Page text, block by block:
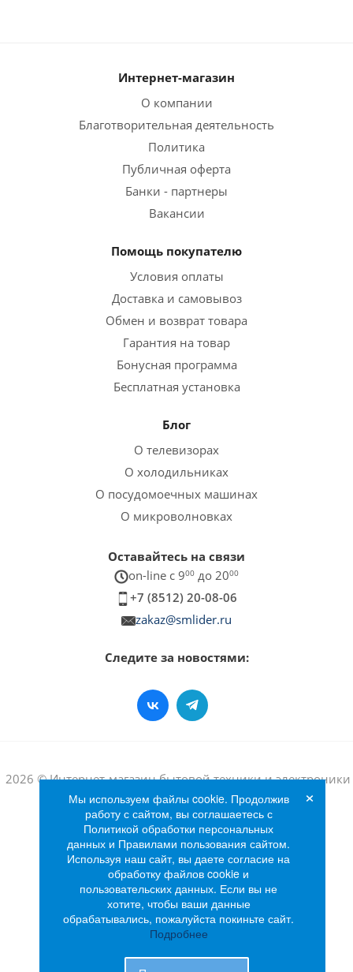
Интернет-магазин
О компании
Благотворительная деятельность
Политика
Публичная оферта
Банки - партнеры
Вакансии
Помощь покупателю
Условия оплаты
Доставка и самовывоз
Обмен и возврат товара
Гарантия на товар
Бонусная программа
Бесплатная установка
Блог
О телевизорах
О холодильниках
О посудомоечных машинах
О микроволновках
Оставайтесь на связи
on-line c 900 до 2000
+7 (8512) 20-08-06
zakaz@smlider.ru
Следите за новостями:
2026 © Интернет-магазин бытовой техники и электроники
«Лидер»
Мы используем файлы cookie. Продолжив
работу с сайтом, вы соглашаетесь с
Политикой обработки персональных
данных и Правилами пользования сайтом.
Используя наш сайт, вы даете согласие на
обработку файлов cookie и
пользовательских данных. Если вы не
хотите, чтобы ваши данные
обрабатывались, пожалуйста покиньте сайт.
Подробнее
×